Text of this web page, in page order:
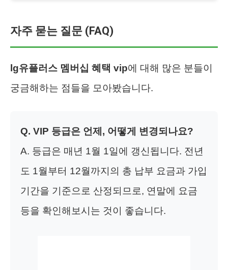
자주 묻는 질문 (FAQ)
lg유플러스 멤버십 혜택 vip에 대해 많은 분들이
궁금해하는 점들을 모아봤습니다.
Q. VIP 등급은 언제, 어떻게 변경되나요?
A. 등급은 매년 1월 1일에 갱신됩니다. 전년
도 1월부터 12월까지의 총 납부 요금과 가입
기간을 기준으로 산정되므로, 연말에 요금
등을 확인해보시는 것이 좋습니다.